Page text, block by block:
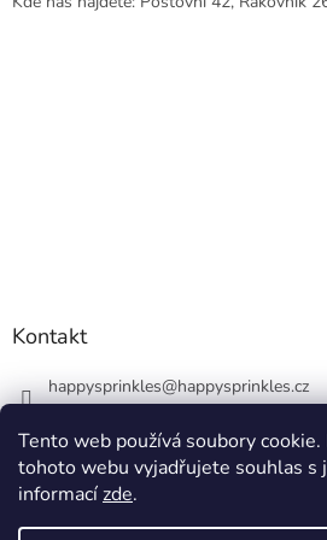
Tento web používá soubory
tohoto webu vyjadřujete souhlas s
informacízde.
Kontakt
happysprinkles@happysprinkles.cz